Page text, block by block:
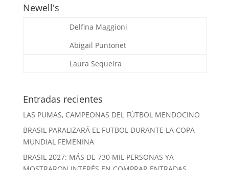
Newell's
Delfina Maggioni
Abigail Puntonet
Laura Sequeira
Entradas recientes
LAS PUMAS, CAMPEONAS DEL FÚTBOL MENDOCINO
BRASIL PARALIZARÁ EL FUTBOL DURANTE LA COPA
MUNDIAL FEMENINA
BRASIL 2027: MÁS DE 730 MIL PERSONAS YA